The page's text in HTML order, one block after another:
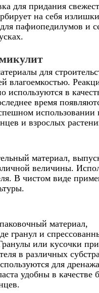
для придания
на себя
пафиопедилумов и
для
влагоемкостью.
используются в
время
использовании
и взрослых
материал,
величины.
В чистом виде
материал,
гранул и
или кусочки
в различных
для
удобны в качестве